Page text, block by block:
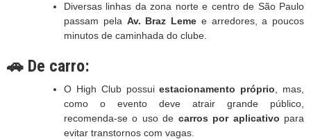
Diversas linhas da zona norte e centro de São Paulo
passam pela Av. Braz Leme e arredores, a poucos
minutos de caminhada do clube.
🚗 De carro:
O High Club possuiestacionamento próprio , mas,
como o evento deve atrair grande público,
recomenda-se o uso de carros por aplicativo para
evitar transtornos com vagas.